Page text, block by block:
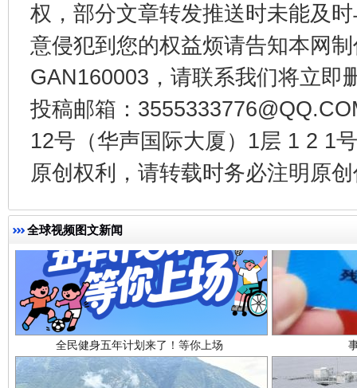
权，部分文章转发推送时未能及
意侵犯到您的权益烦请告知本网
GAN160003，请联系我们将立即
投稿邮箱：
12号（华声国际大厦）1层 1 2 1
原创权利，请转载时务必注明原
全球视频图文新闻
受贿1.44亿！段成刚被判无期 从幼
全民健身五年计划来了！等你上场